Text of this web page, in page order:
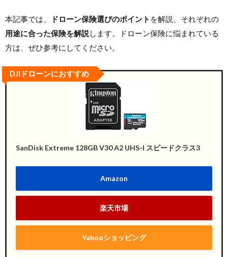
本記事では、 ドローン保険選びのポイント を解説、それぞれの
用途に合った保険を解説します。ドローン保険に悩まれている
方は、ぜひ参考にしてください。
SanDisk Extreme 128GB V30 A2 UHS-I スピードクラス3
Amazon
楽天市場
Yahooショッピング
DJIドローンにおすすめ